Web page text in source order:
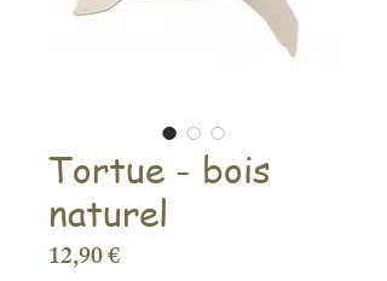
Tortue - bois
naturel
12,90 €Prix